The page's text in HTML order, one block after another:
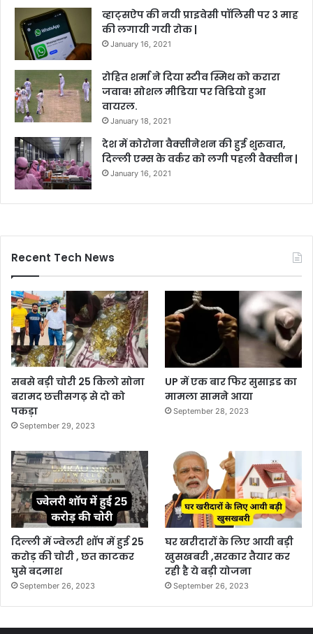
व्हाट्सऐप की नयी प्राइवेसी पॉलिसी पर 3 माह
की लगायी गयी रोक |
January 16, 2021
रोहित शर्मा ने दिया स्टीव स्मिथ को करारा
जवाब! सोशल मीडिया पर विडियो हुआ
वायरल.
January 18, 2021
देश में कोरोना वैक्सीनेशन की हुई शुरुवात,
दिल्ली एम्स के वर्कर को लगी पहली वैक्सीन |
January 16, 2021
Recent Tech News
सबसे बड़ी चोरी 25 किलो सोना
बरामद छत्तीसगढ़ से दो को
पकड़ा
September 29, 2023
UP में एक बार फिर सुसाइड का
मामला सामने आया
September 28, 2023
दिल्ली में ज्वेलरी शॉप में हुई 25
करोड़ की चोरी , छत काटकर
घुसे बदमाश
September 26, 2023
घर खरीदारों के लिए आयी बड़ी
खुसखबरी ,सरकार तैयार कर
रही है ये बड़ी योजना
September 26, 2023